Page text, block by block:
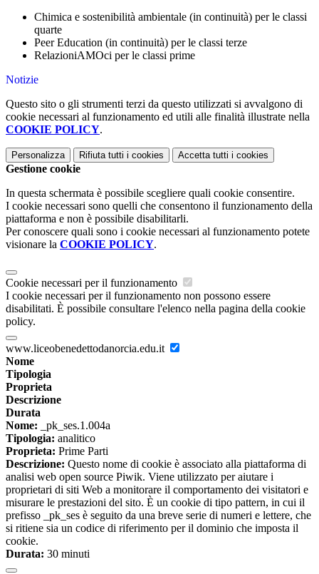
Chimica e sostenibilità ambientale (in continuità) per le classi
quarte
Peer Education (in continuità) per le classi terze
RelazioniAMOci per le classi prime
Notizie
Questo sito o gli strumenti terzi da questo utilizzati si avvalgono di
cookie necessari al funzionamento ed utili alle finalità illustrate nella
COOKIE POLICY.
Personalizza Rifiuta tutti i cookies Accetta tutti i cookies
Gestione cookie
In questa schermata è possibile scegliere quali cookie consentire.
I cookie necessari sono quelli che consentono il funzionamento della
piattaforma e non è possibile disabilitarli.
Per conoscere quali sono i cookie necessari al funzionamento potete
visionare la COOKIE POLICY.
Cookie necessari per il funzionamento
I cookie necessari per il funzionamento non possono essere
disabilitati. È possibile consultare l'elenco nella pagina della cookie
policy.
www.liceobenedettodanorcia.edu.it
Nome
Tipologia
Proprieta
Descrizione
Durata
Nome: _pk_ses.1.004a
Tipologia: analitico
Proprieta: Prime Parti
Descrizione: Questo nome di cookie è associato alla piattaforma di
analisi web open source Piwik. Viene utilizzato per aiutare i
proprietari di siti Web a monitorare il comportamento dei visitatori e
misurare le prestazioni del sito. È un cookie di tipo pattern, in cui il
prefisso _pk_ses è seguito da una breve serie di numeri e lettere, che
si ritiene sia un codice di riferimento per il dominio che imposta il
cookie.
Durata: 30 minuti